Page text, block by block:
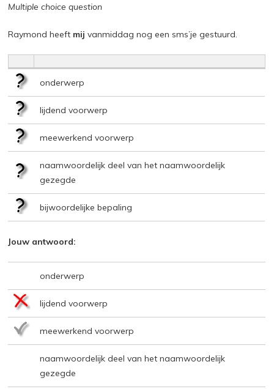
Multiple choice question
Raymond heeft mij vanmiddag nog een sms’je gestuurd.
onderwerp
lijdend voorwerp
meewerkend voorwerp
naamwoordelijk deel van het naamwoordelijk
gezegde
bijwoordelijke bepaling
Jouw antwoord:
onderwerp
lijdend voorwerp
meewerkend voorwerp
naamwoordelijk deel van het naamwoordelijk
gezegde